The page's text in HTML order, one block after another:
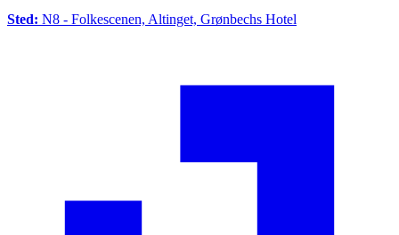
Sted: N8 - Folkescenen, Altinget, Grønbechs Hotel